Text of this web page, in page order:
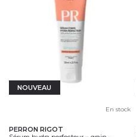
NOUVEAU
En stock
PERRON RIGOT